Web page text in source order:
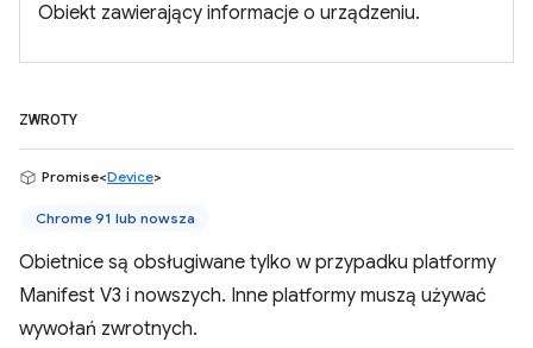
Obiekt zawierający informacje o urządzeniu.
ZWROTY
Promise<Device>
Chrome 91 lub nowsza
Obietnice są obsługiwane tylko w przypadku platformy
Manifest V3 i nowszych. Inne platformy muszą używać
wywołań zwrotnych.